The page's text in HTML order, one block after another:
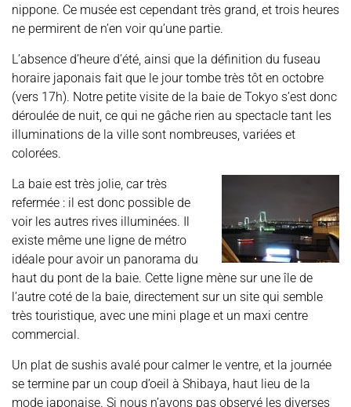
nippone. Ce musée est cependant très grand, et trois heures
ne permirent de n’en voir qu’une partie.
L’absence d’heure d’été, ainsi que la définition du fuseau
horaire japonais fait que le jour tombe très tôt en octobre
(vers 17h). Notre petite visite de la baie de Tokyo s’est donc
déroulée de nuit, ce qui ne gâche rien au spectacle tant les
illuminations de la ville sont nombreuses, variées et
colorées.
La baie est très jolie, car très
refermée : il est donc possible de
voir les autres rives illuminées. Il
existe même une ligne de métro
idéale pour avoir un panorama du
haut du pont de la baie. Cette ligne mène sur une île de
l’autre coté de la baie, directement sur un site qui semble
très touristique, avec une mini plage et un maxi centre
commercial.
Un plat de sushis avalé pour calmer le ventre, et la journée
se termine par un coup d’oeil à Shibaya, haut lieu de la
mode japonaise. Si nous n’avons pas observé les diverses